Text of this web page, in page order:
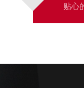
贴心